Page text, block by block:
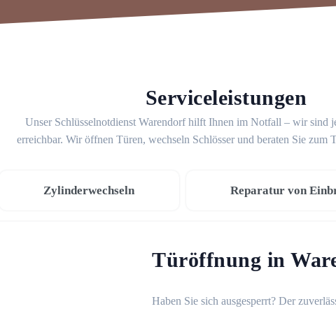
Serviceleistungen
Unser Schlüsselnotdienst Warendorf hilft Ihnen im Notfall – wir sind
erreichbar. Wir öffnen Türen, wechseln Schlösser und beraten Sie zum
Zylinderwechseln Reparatur von
Türöffnung in
Haben Sie sich ausgesperrt? Der